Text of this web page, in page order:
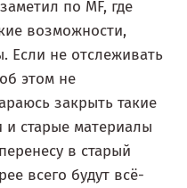
по MF, где
возможности,
Если не отслеживать
этом не
закрыть такие
старые материалы
в старый
всего будут всё-